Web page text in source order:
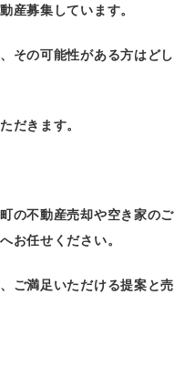
産募集しています。
その可能性がある方はどし
だきます。
の不動産売却や空き家のご
お任せください。
ご満足いただける提案と売